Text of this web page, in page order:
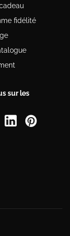
fidélité
sur les